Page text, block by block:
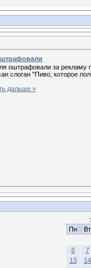
оштрафовали за рекламу
слоган "Пиво, которое
дальше »
Пн
Вт
6
7
13
14